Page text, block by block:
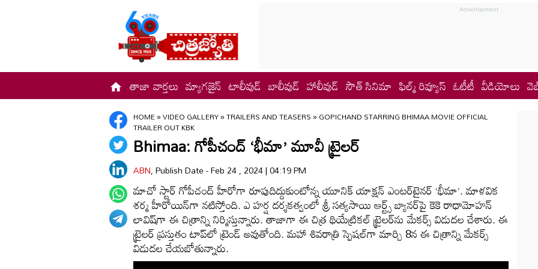
తాజా వార్తలు మ్యాగజైన్ టాలీవుడ్ బాలీవుడ్ హాలీవుడ్ సౌత్ సినిమా ఫిల్మ్ రివ్యూస్ ఓటీటీ వీడియోలు
HOME»VIDEO GALLERY»TRAILERS AND TEASERS»GOPICHAND STARRING BHIMAA MOVIE OFFICIAL
TRAILER OUT KBK
Bhimaa: గోపీచంద్ ‘భీమా’ మూవీ ట్రైలర్
ABN, Publish Date - Feb 24 , 2024 | 04:19 PM
మాచో స్టార్ గోపీచంద్ హీరోగా రూపుదిద్దుకుంటోన్న యూనిక్ యాక్షన్ ఎంటర్‌టైనర్ ‘భీమా’. మాళవిక
శర్మ హీరోయిన్‌గా నటిస్తోంది. ఎ హర్ష దర్శకత్వంలో శ్రీ సత్యసాయి ఆర్ట్స్ బ్యానర్‌పై కెకె రాధామోహన్
లావిష్‌గా ఈ చిత్రాన్ని నిర్మిస్తున్నారు. తాజాగా ఈ చిత్ర థియేట్రికల్ ట్రైలర్‌ను మేకర్స్ విడుదల చేశారు. ఈ
ట్రైలర్ ప్రస్తుతం టాప్‌లో ట్రెండ్ అవుతోంది. మహా శివరాత్రి స్పెషల్‌గా మార్చి 8న ఈ చిత్రాన్ని మేకర్స్
విడుదల చేయబోతున్నారు.